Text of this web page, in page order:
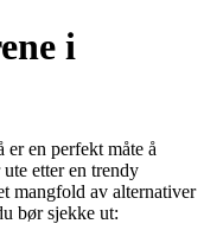
i
en perfekt måte å
etter en trendy
mangfold av alternativer
bør sjekke ut: